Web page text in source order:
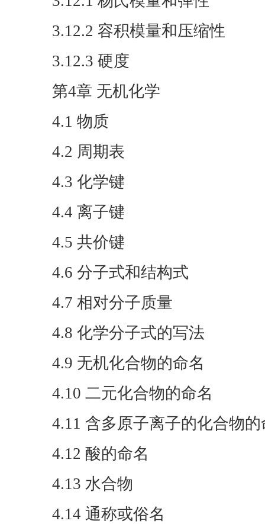
3.12.2 容积模量和压缩性
3.12.3 硬度
第4章 无机化学
4.1 物质
4.2 周期表
4.3 化学键
4.4 离子键
4.5 共价键
4.6 分子式和结构式
4.7 相对分子质量
4.8 化学分子式的写法
4.9 无机化合物的命名
4.10 二元化合物的命名
4.11 含多原子离子的化合物的
4.12 酸的命名
4.13 水合物
4.14 通称或俗名